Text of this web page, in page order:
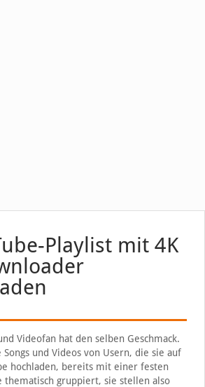
Playlist mit 4K
Videofan hat den selben Geschmack.
und Videos von Usern, die sie auf
hochladen, bereits mit einer festen
thematisch gruppiert, sie stellen also